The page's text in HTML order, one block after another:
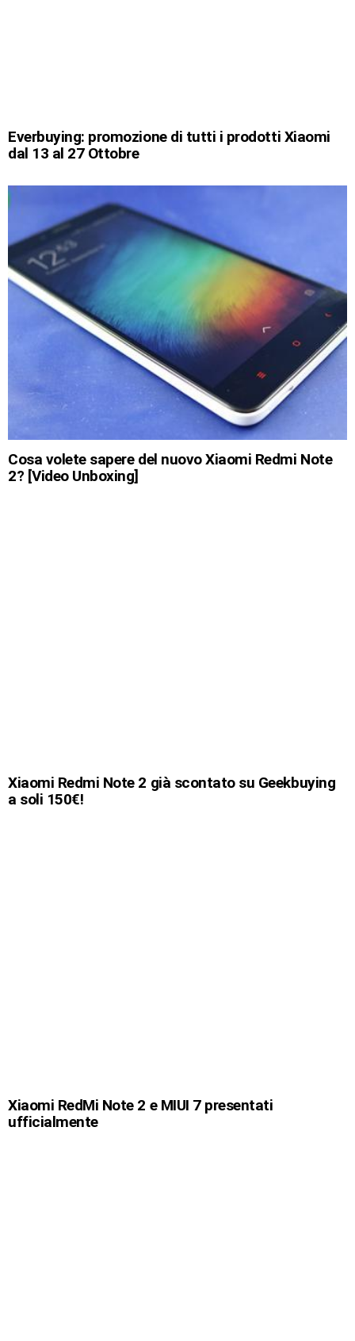
Everbuying: promozione di tutti i prodotti Xiaomi
dal 13 al 27 Ottobre
Cosa volete sapere del nuovo Xiaomi Redmi Note
2? [Video Unboxing]
Xiaomi Redmi Note 2 già scontato su Geekbuying
a soli 150€!
Xiaomi RedMi Note 2 e MIUI 7 presentati
ufficialmente